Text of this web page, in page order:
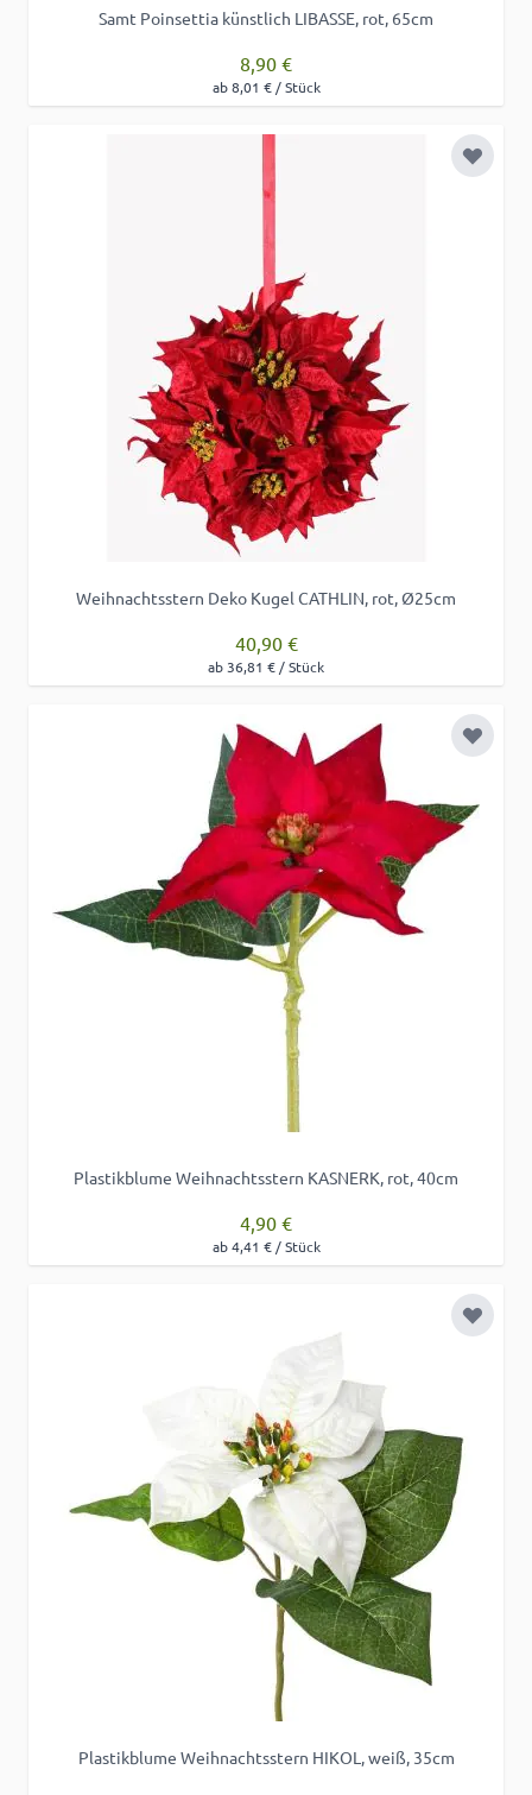
Samt Poinsettia künstlich LIBASSE, rot, 65cm
8,90 €
ab 8,01 € / Stück
Zur
Weihnachtsstern Deko Kugel CATHLIN, rot, Ø25cm
40,90 €
ab 36,81 € / Stück
Zur
Plastikblume Weihnachtsstern KASNERK, rot, 40cm
4,90 €
ab 4,41 € / Stück
Zur
Plastikblume Weihnachtsstern HIKOL, weiß, 35cm